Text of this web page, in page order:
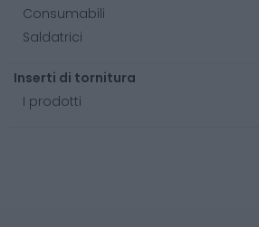
Consumabili
Saldatrici
Inserti di tornitura
I prodotti